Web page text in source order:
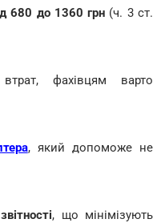
680 до 1360 грн (ч. 3 ст.
фахівцям варто
, який допоможе не
, що мінімізують